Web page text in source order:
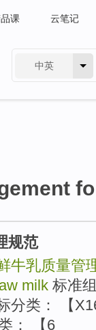
课 云笔记
中英
规范
牛乳质量管
milk 标准
分类： 【
： 【6